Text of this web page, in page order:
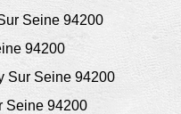
Seine 94200
94200
Sur Seine 94200
Seine 94200